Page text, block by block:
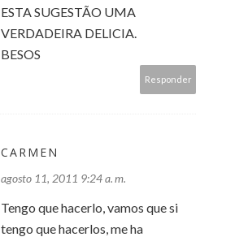
ESTA SUGESTÃO UMA
VERDADEIRA DELICIA.
BESOS
Responder
CARMEN
agosto 11, 2011 9:24 a. m.
Tengo que hacerlo, vamos que si
tengo que hacerlos, me ha